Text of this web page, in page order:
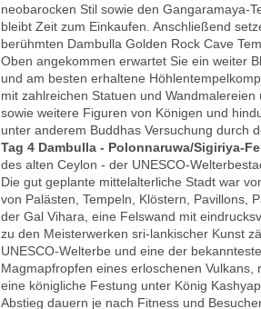
neobarocken Stil sowie den Gangaramaya-
bleibt Zeit zum Einkaufen. Anschließend
berühmten Dambulla Golden Rock Cave
Oben angekommen erwartet Sie ein weiter
und am besten erhaltene
mit zahlreichen Statuen und
sowie weitere Figuren von Königen und
unter anderem Buddhas Versuchung durch
Tag 4 Dambulla - Polonnaruwa/Sigiriya-
des alten Ceylon - der UNESCO-
Die gut geplante mittelalterliche Stadt war
von Palästen, Tempeln, Klöstern, Pavillons,
der Gal Vihara, eine Felswand mit
zu den Meisterwerken sri-lankischer Kunst
UNESCO-Welterbe und eine der
Magmapfropfen eines erloschenen
eine königliche Festung unter König
Abstieg dauern je nach Fitness und